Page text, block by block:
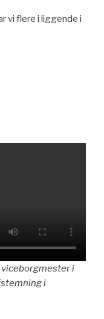
vi flere i liggende i
viceborgmester i
i